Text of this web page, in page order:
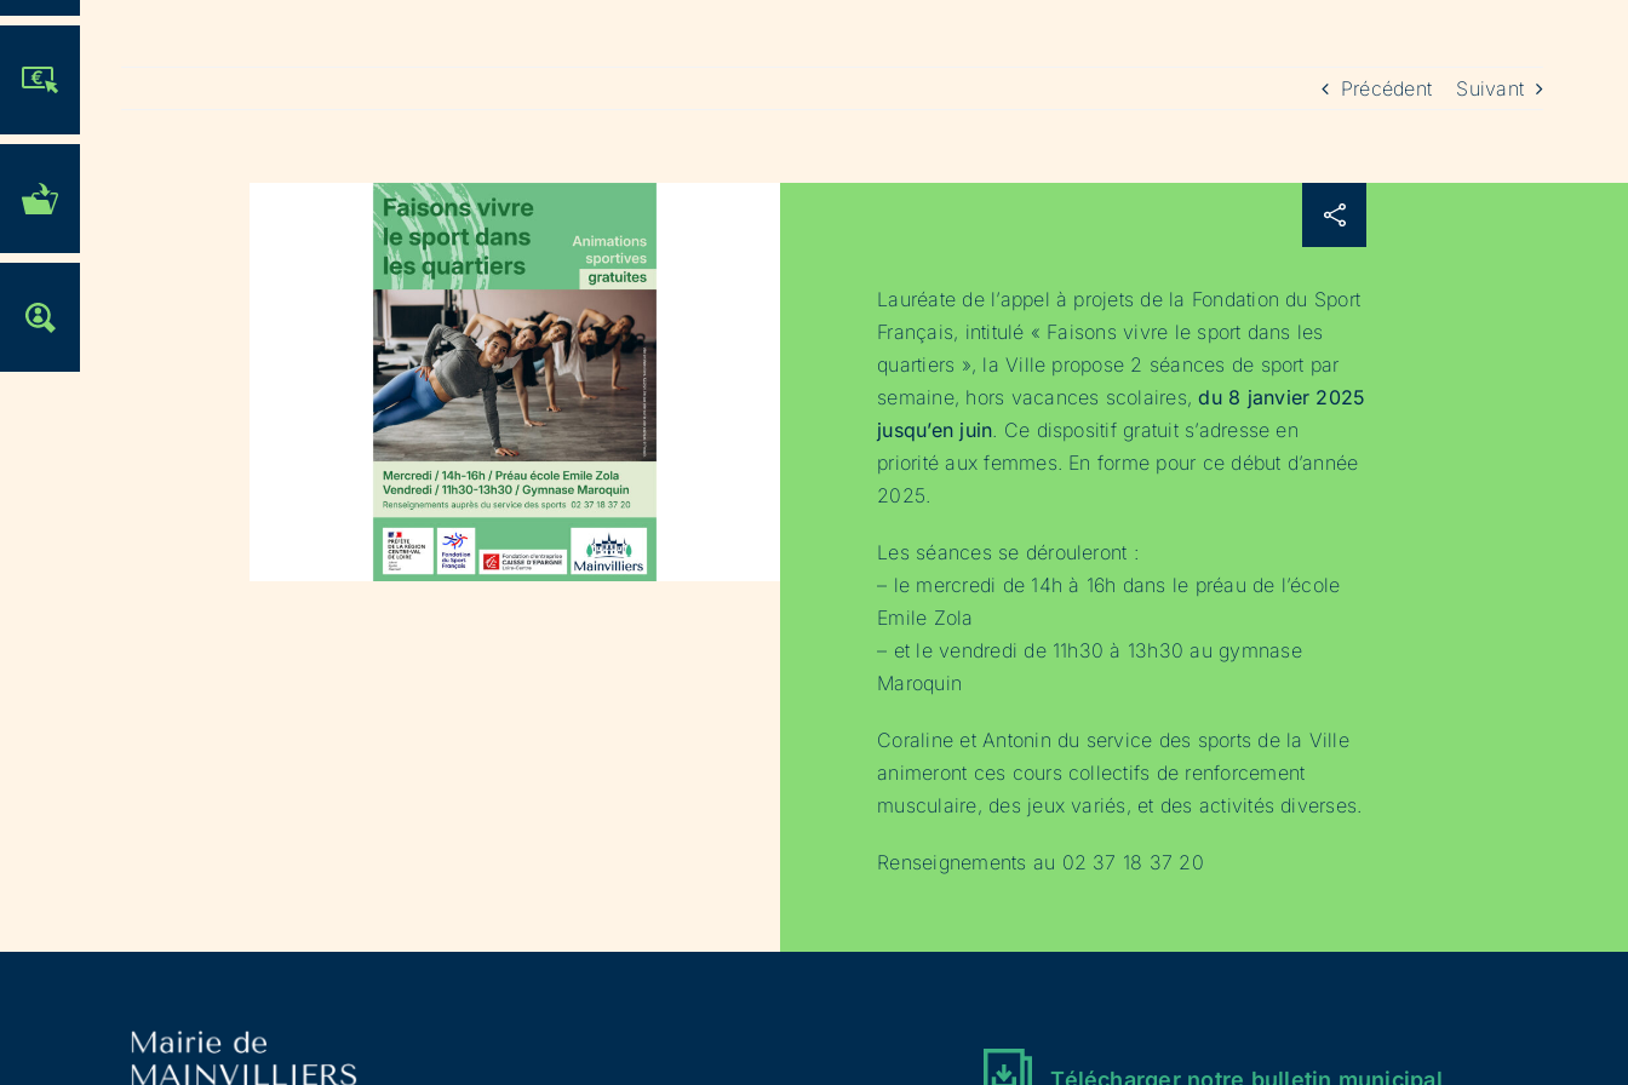
MES DÉMARCHES
Précédent Suivant
Lauréate de l’appel à projets de la Fondation du Sport
Français, intitulé « Faisons vivre le sport dans les
quartiers », la Ville propose 2 séances de sport par
semaine, hors vacances scolaires,du 8 janvier 2025
jusqu’en juin. Ce dispositif gratuit s’adresse en
priorité aux femmes. En forme pour ce début d’année
2025.
Les séances se dérouleront :
– le mercredi de 14h à 16h dans le préau de l’école
Emile Zola
– et le vendredi de 11h30 à 13h30 au gymnase
Maroquin
Coraline et Antonin du service des sports de la Ville
animeront ces cours collectifs de renforcement
musculaire, des jeux variés, et des activités diverses.
Renseignements au 02 37 18 37 20
Télécharger notre bulletin municipal